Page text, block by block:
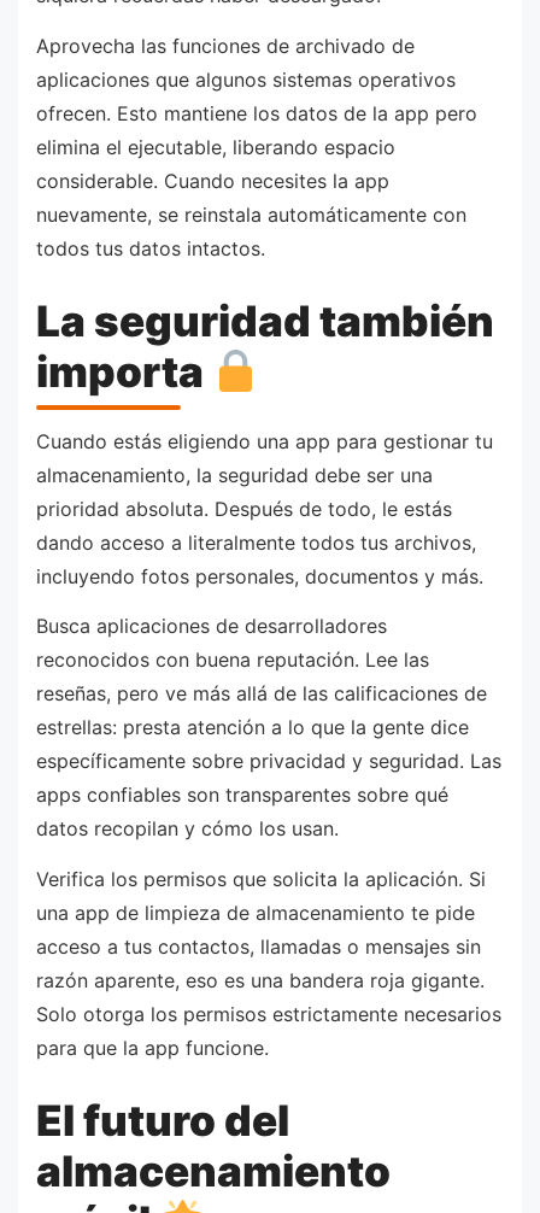
Aprovecha las funciones de archivado de
aplicaciones que algunos sistemas operativos
ofrecen. Esto mantiene los datos de la app pero
elimina el ejecutable, liberando espacio
considerable. Cuando necesites la app
nuevamente, se reinstala automáticamente con
todos tus datos intactos.
La seguridad también
importa
Cuando estás eligiendo una app para gestionar tu
almacenamiento, la seguridad debe ser una
prioridad absoluta. Después de todo, le estás
dando acceso a literalmente todos tus archivos,
incluyendo fotos personales, documentos y más.
Busca aplicaciones de desarrolladores
reconocidos con buena reputación. Lee las
reseñas, pero ve más allá de las calificaciones de
estrellas: presta atención a lo que la gente dice
específicamente sobre privacidad y seguridad. Las
apps confiables son transparentes sobre qué
datos recopilan y cómo los usan.
Verifica los permisos que solicita la aplicación. Si
una app de limpieza de almacenamiento te pide
acceso a tus contactos, llamadas o mensajes sin
razón aparente, eso es una bandera roja gigante.
Solo otorga los permisos estrictamente necesarios
para que la app funcione.
El futuro del
almacenamiento